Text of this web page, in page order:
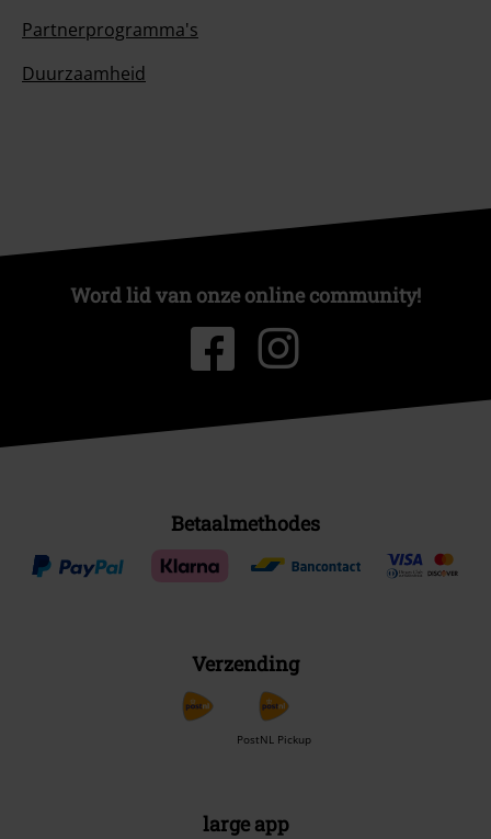
Partnerprogramma's
Duurzaamheid
Word lid van onze online community!
Betaalmethodes
Verzending
PostNL Pickup
large app